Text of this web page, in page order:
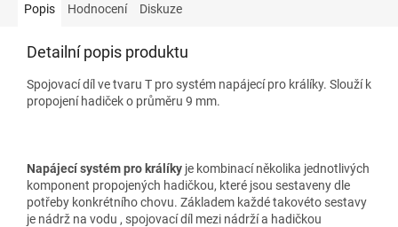
Popis Hodnocení Diskuze
Detailní popis produktu
Spojovací díl ve tvaru T pro systém napájecí pro králíky. Slouží k
propojení hadiček o průměru 9 mm.
Napájecí systém pro králíky je kombinací několika jednotlivých
komponent propojených hadičkou, které jsou sestaveny dle
potřeby konkrétního chovu. Základem každé takovéto sestavy
je nádrž na vodu , spojovací díl mezi nádrží a hadičkou